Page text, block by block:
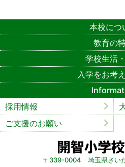
〒339-0004 埼玉県さい
本校につ
教育の
学校生活
入学をお考
採用情報
ご支援のお願い